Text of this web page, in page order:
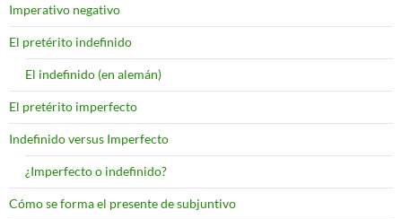
Imperativo negativo
El pretérito indefinido
El indefinido (en alemán)
El pretérito imperfecto
Indefinido versus Imperfecto
¿Imperfecto o indefinido?
Cómo se forma el presente de subjuntivo